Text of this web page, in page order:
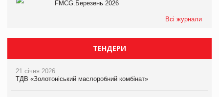
FMCG.Березень 2026
Всі журнали
ТЕНДЕРИ
21 січня 2026
ТДВ «Золотоніський маслоробний комбінат»